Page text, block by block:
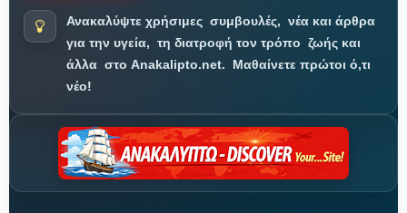
Ανακαλύψτε χρήσιμες συμβουλές, νέα και άρθρα
για την υγεία, τη διατροφή τον τρόπο ζωής και
άλλα στο Anakalipto.net.
Μαθαίνετε πρώτοι ό,τι
νέο!